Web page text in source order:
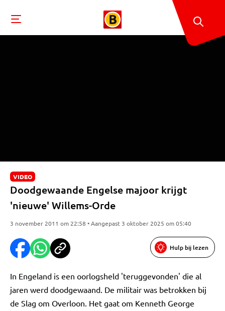
VIDEO
Doodgewaande Engelse majoor krijgt
'nieuwe' Willems-Orde
3 november 2011 om 22:58 • Aangepast 3 oktober 2025 om 05:40
Hulp bij lezen
In Engeland is een oorlogsheld 'teruggevonden' die al
jaren werd doodgewaand. De militair was betrokken bij
de Slag om Overloon. Het gaat om Kenneth George